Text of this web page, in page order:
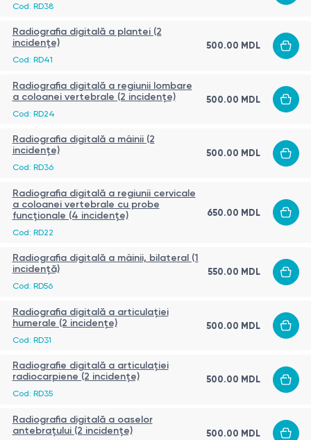
Cod: RD38
Radiografia digitală a plantei (2
incidențe)
Cod: RD41
500.00 MDL
Radiografia digitală a regiunii lombare
a coloanei vertebrale (2 incidențe)
Cod: RD24
500.00 MDL
Radiografia digitală a mâinii (2
incidențe)
Cod: RD36
500.00 MDL
Radiografia digitală a regiunii cervicale
a coloanei vertebrale cu probe
funcționale (4 incidențe)
Cod: RD22
650.00 MDL
Radiografia digitală a mâinii, bilateral (1
incidență)
Cod: RD56
550.00 MDL
Radiografia digitală a articulației
humerale (2 incidențe)
Cod: RD31
500.00 MDL
Radiografie digitală a articulației
radiocarpiene (2 incidențe)
Cod: RD35
500.00 MDL
Radiografia digitală a oaselor
antebrațului (2 incidențe)
500.00 MDL